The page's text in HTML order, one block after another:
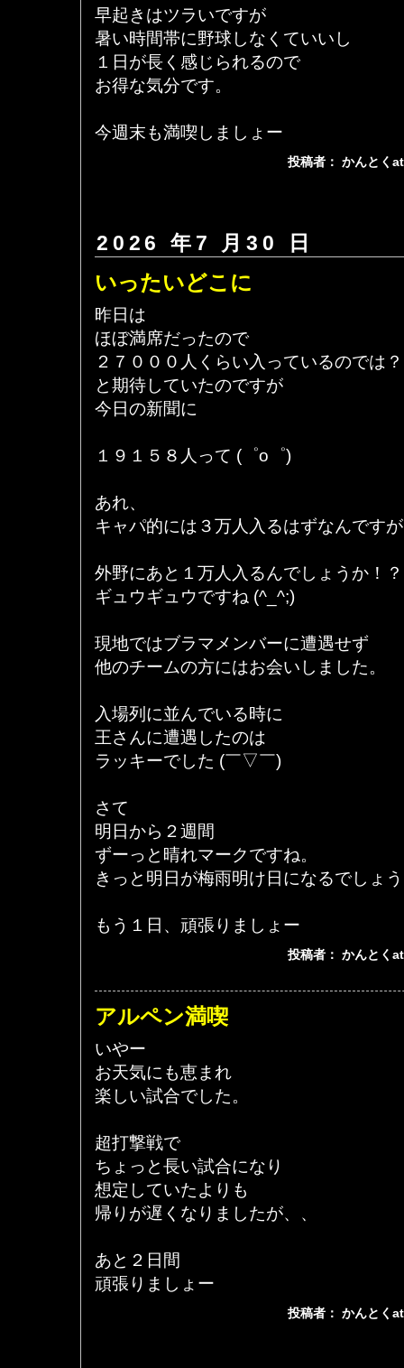
早起きはツラいですが
暑い時間帯に野球しなくていいし
１日が長く感じられるので
お得な気分です。
今週末も満喫しましょー
投稿者： かんとく
2026 年7 月30 日
いったいどこに
昨日は
ほぼ満席だったので
２７０００人くらい入っているのでは？
と期待していたのですが
今日の新聞に
１９１５８人って (゜o゜)
あれ、
キャパ的には３万人入るはずなんです
外野にあと１万人入るんでしょうか！？
ギュウギュウですね (^_^;)
現地ではブラマメンバーに遭遇せず
他のチームの方にはお会いしました。
入場列に並んでいる時に
王さんに遭遇したのは
ラッキーでした (￣▽￣)
さて
明日から２週間
ずーっと晴れマークですね。
きっと明日が梅雨明け日になるでしょ
もう１日、頑張りましょー
投稿者： かんとく
アルペン満喫
いやー
お天気にも恵まれ
楽しい試合でした。
超打撃戦で
ちょっと長い試合になり
想定していたよりも
帰りが遅くなりましたが、、
あと２日間
頑張りましょー
投稿者： かんとく